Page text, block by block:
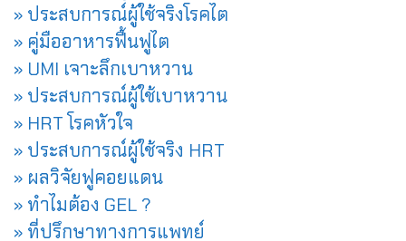
» ประสบการณ์ผู้ใช้จริงโรคไต
» คู่มืออาหารฟื้นฟูไต
» UMI เจาะลึกเบาหวาน
» ประสบการณ์ผู้ใช้เบาหวาน
» HRT โรคหัวใจ
» ประสบการณ์ผู้ใช้จริง HRT
» ผลวิจัยฟูคอยแดน
» ทำไมต้อง GEL ?
» ที่ปรึกษาทางการแพทย์